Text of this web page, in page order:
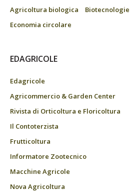
Agricoltura biologica
Biotecnologie
Economia circolare
EDAGRICOLE
Edagricole
Agricommercio & Garden Center
Rivista di Orticoltura e Floricoltura
Il Contoterzista
Frutticoltura
Informatore Zootecnico
Macchine Agricole
Nova Agricoltura